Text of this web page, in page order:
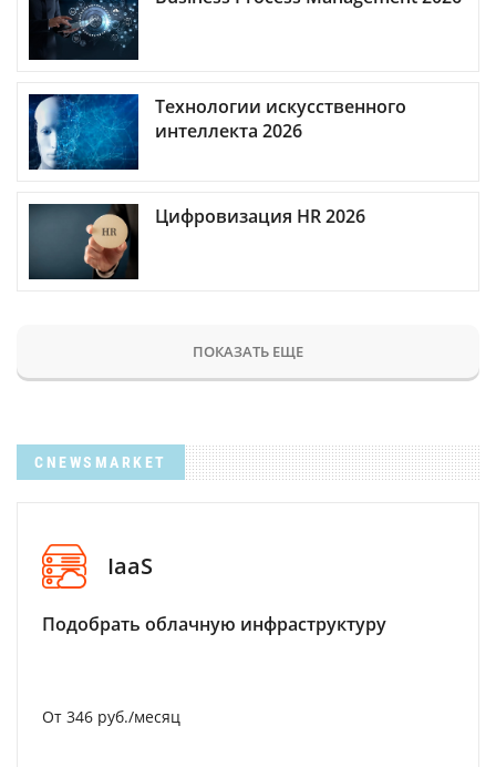
Технологии искусственного
интеллекта 2026
Цифровизация HR 2026
ПОКАЗАТЬ ЕЩЕ
CNEWSMARKET
IaaS
Подобрать облачную инфраструктуру
От 346 руб./месяц